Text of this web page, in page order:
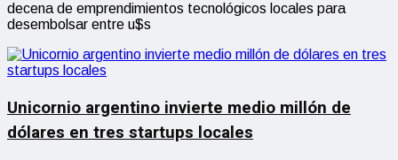
decena de emprendimientos tecnológicos locales para
desembolsar entre u$s
Unicornio argentino invierte medio millón de
dólares en tres startups locales